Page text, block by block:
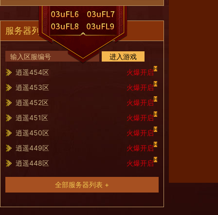
服务器列表
进入游戏
逍遥454区
火爆开启H
逍遥453区 火爆开启H
逍遥452区 火爆开启H
逍遥451区 火爆开启H
逍遥450区 火爆开启H
逍遥449区 火爆开启H
逍遥448区 火爆开启H
全部服务器列表 +